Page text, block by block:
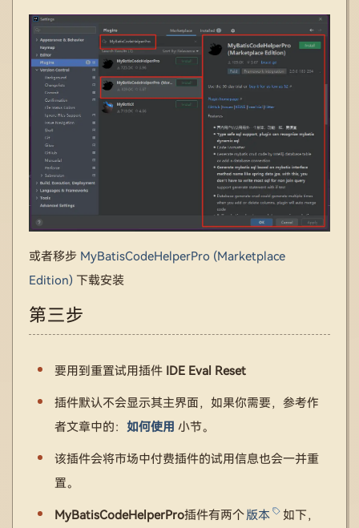
或者移步 MyBatisCodeHelperPro (Marketplace
Edition) 下载安装
第三步
要用到重置试用插件 IDE Eval Reset
插件默认不会显示其主界面，如果你需要，参考作
者文章中的： 如何使用 小节。
该插件会将市场中付费插件的试用信息也会一并重
置。
MyBatisCodeHelperPro插件有两个版本
如下，